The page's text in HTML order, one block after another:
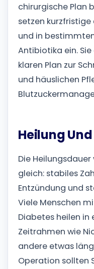
chirurgische Plan
setzen
und in
Antibiotika ein.
klaren Plan zur
und häuslichen
Heilung
Die
gleich: stabiles
Entzündung und
Viele Menschen
Diabetes heilen in
Zeitrahmen wie
andere etwas
Operation sollten